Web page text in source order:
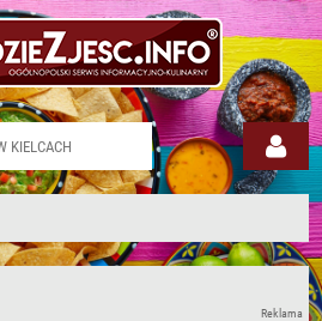
Reklama